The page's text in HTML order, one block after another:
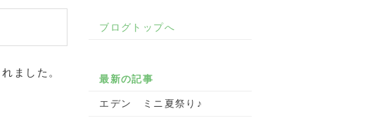
ました。
ブログトップへ
最新の記事
エデン ミニ夏祭り♪